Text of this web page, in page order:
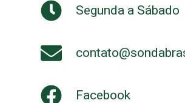
Segunda a Sábado
Facebook